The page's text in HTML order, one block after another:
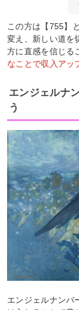
この方は【755】
変え、新しい道を
方に直感を信じる
なことで収入アッ
エンジェルナ
う
エンジェルナンバ